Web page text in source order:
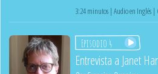
3:24 minutos | Audio en Inglés |
Episodio 4
Entrevista a Janet